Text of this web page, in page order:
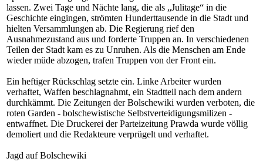
lassen. Zwei Tage und Nächte lang, die als „Julitage“ in die
Geschichte eingingen, strömten Hunderttausende in die Stadt und
hielten Versammlungen ab. Die Regierung rief den
Ausnahmezustand aus und forderte Truppen an. In verschiedenen
Teilen der Stadt kam es zu Unruhen. Als die Menschen am Ende
wieder müde abzogen, trafen Truppen von der Front ein.
Ein heftiger Rückschlag setzte ein. Linke Arbeiter wurden
verhaftet, Waffen beschlagnahmt, ein Stadtteil nach dem andern
durchkämmt. Die Zeitungen der Bolschewiki wurden verboten, die
roten Garden - bolschewistische Selbstverteidigungsmilizen -
entwaffnet. Die Druckerei der Parteizeitung Prawda wurde völlig
demoliert und die Redakteure verprügelt und verhaftet.
Jagd auf Bolschewiki